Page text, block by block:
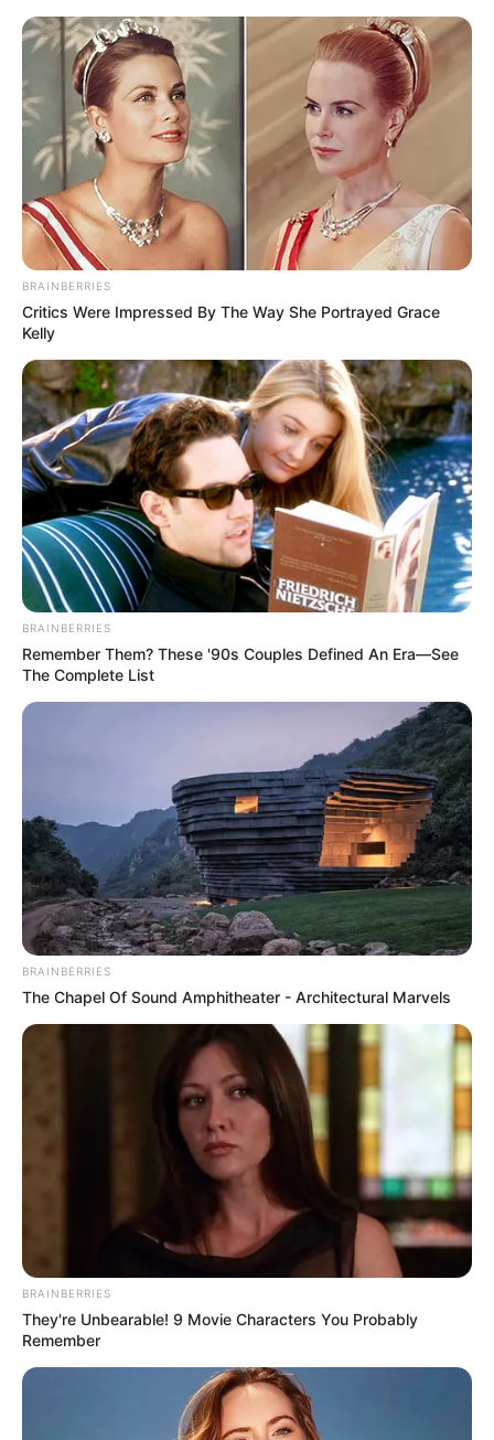
BRAINBERRIES
Critics Were Impressed By The Way She Portrayed Grace
Kelly
BRAINBERRIES
Remember Them? These '90s Couples Defined An Era—See
The Complete List
BRAINBERRIES
The Chapel Of Sound Amphitheater - Architectural Marvels
BRAINBERRIES
They're Unbearable! 9 Movie Characters You Probably
Remember